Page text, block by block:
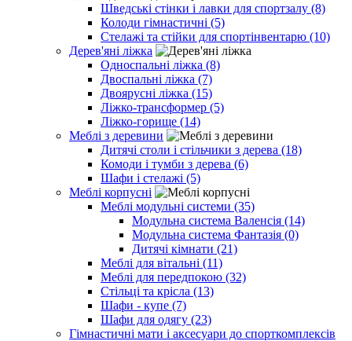
Шведські стінки і лавки для спортзалу (8)
Колоди гімнастичні (5)
Стелажі та стійки для спортінвентарю (10)
Дерев'яні ліжка
Односпальні ліжка (8)
Двоспальні ліжка (7)
Двоярусні ліжка (15)
Ліжко-трансформер (5)
Ліжко-горище (14)
Меблі з деревини
Дитячі столи і стільчики з дерева (18)
Комоди і тумби з дерева (6)
Шафи і стелажі (5)
Меблі корпусні
Меблі модульні системи (35)
Модульна система Валенсія (14)
Модульна система Фантазія (0)
Дитячі кімнати (21)
Меблі для вітальні (11)
Меблі для передпокою (32)
Стільці та крісла (13)
Шафи - купе (7)
Шафи для одягу (23)
Гімнастичні мати і аксесуари до спорткомплексів